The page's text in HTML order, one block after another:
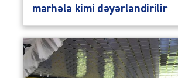
mərhələ kimi dəyərləndirilir